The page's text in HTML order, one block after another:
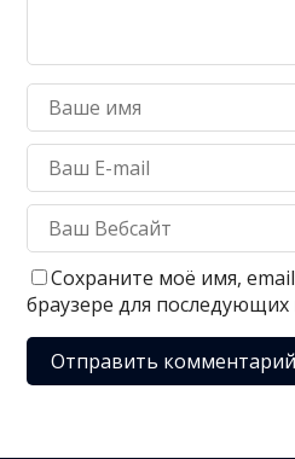
Сохраните моё имя,
браузере для